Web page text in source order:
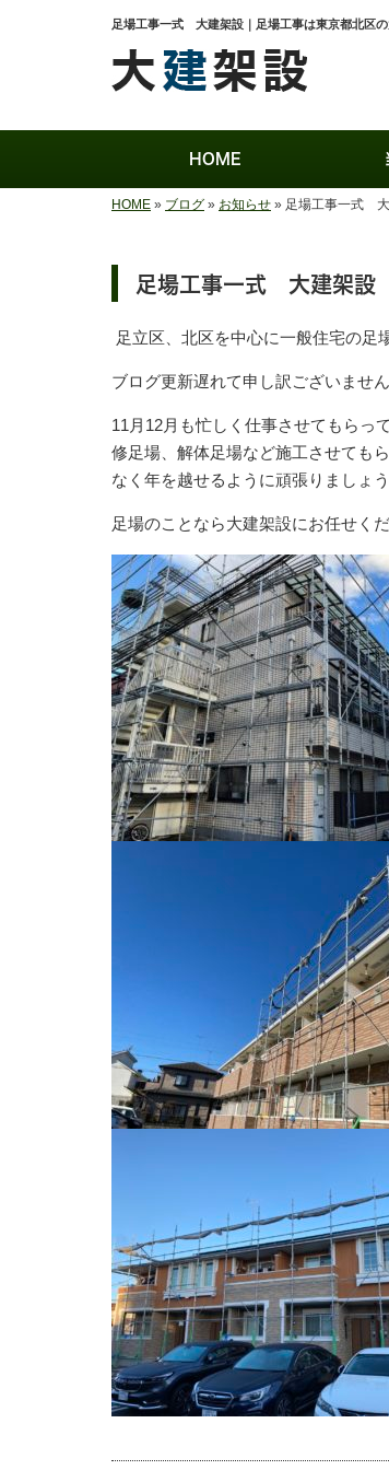
足場工事一式 大建架設｜足場工事は東京都北区
HOME
HOME » ブログ » お知らせ » 足場工事一式
足場工事一式 大建架設
足立区、北区を中心に一般住宅の足
ブログ更新遅れて申し訳ございません
11月12月も忙しく仕事させてもらっ
修足場、解体足場など施工させても
なく年を越せるように頑張りましょう
足場のことなら大建架設にお任せく